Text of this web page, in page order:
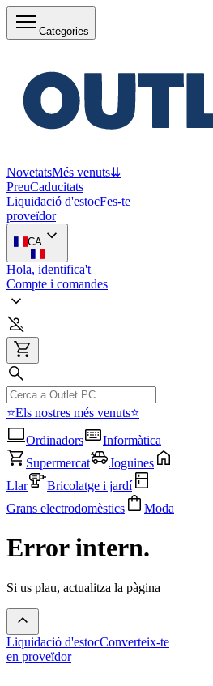
Categories
NovetatsMés venuts⇊
PreuCaducitats
Liquidació d'estocFes-te
proveïdor
CA
Hola, identifica't
Compte i comandes
⭐Els nostres més venuts⭐
Ordinadors
Informàtica
Supermercat
Joguines
Llar
Bricolatge i jardí
Grans electrodomèstics
Moda
Error intern.
Si us plau, actualitza la pàgina
Liquidació d'estocConverteix-te
en proveïdor